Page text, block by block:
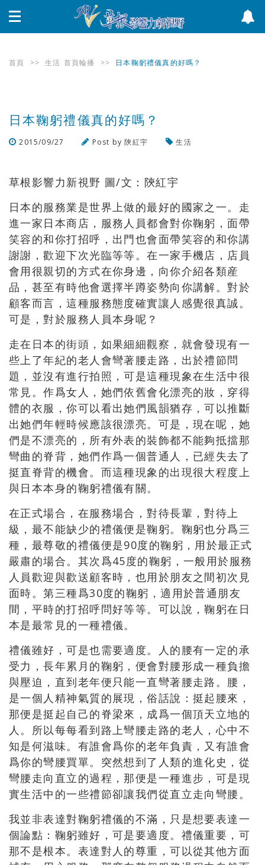
首頁 >> 生活 首頁輪播 >> 日本鞠躬禮儀真的好嗎？
日本鞠躬禮儀真的好嗎？
2015/09/27 Post by陝紅宇
生活
草根影響力新視野 圖/文：陝紅宇
日本的服務業是世界上做的最好的國家之一。走
進一家日本商店，服務人員都會對你鞠躬，面帶
笑容的和你打招呼，出門也會面帶笑容的和你講
謝謝，歡迎下次光臨等等。在一家手機店，店員
會用很親切的方式在你身邊，向你介紹各類産
品，甚至有時他會選擇半蹲姿勢向你講解。對於
顧客而言，這種服務態度確實讓人感覺很真誠。
可是，對於服務人員本身呢？
走在日本的街頭，如果細細觀察，就會發現有一
些上了年紀的老人會彎著腰走路，出於禮節問
題，並沒有進行拍照，可是這種現象在生活中很
常見。作爲女人，她們依舊會化漂亮的妝，穿得
體的衣服，你可以看出她們風韻猶存，可以推斷
出她們年輕時候應該很漂亮。可是，現在呢，她
們是不漂亮的，所有外表的裝飾都不能夠抵擋那
彎曲的脊背，她們作爲一個普通人，已經失去了
挺直脊背的機會。而這種現象的出現很大程度上
與日本本身的鞠躬禮儀有關。
在正式場合，在服務場合，對待長輩，對待上
級，最不能缺少的禮儀便是鞠躬。鞠躬也分爲三
種，最尊敬的禮儀便是90度的鞠躬，用於最正式
嚴肅的場合。其次爲45度的鞠躬，一般用於服務
人員歡迎與歡送顧客時，也用於朋友之間初次見
面時。第三種爲30度的鞠躬，適用於普通朋友
間，平時的打招呼問好等等。可以說，鞠躬在日
本是最常見的一種禮儀。
禮儀雖好，可是也需要適度。人的腰有一定的承
受力，長年累月的鞠躬，便會對腰形成一種負擔
與壓迫，直到老年便只能一直彎著腰走路。腰，
是一個人精神氣質的展現，俗話說：挺起腰來，
那便是挺起自己的脊梁來，成爲一個頂天立地的
人。所以每每看到路上彎腰走路的老人，心中不
知是何滋味。有誰會爲你的老年負責，又有誰會
爲你的彎腰買單。突然想到了人類的進化史，從
彎腰走向直立的過程，那便是一種進步，可是現
實生活中的一些禮節卻讓我們從直立走向彎腰。
我並非表達對鞠躬禮儀的不滿，只是想要表達一
個論點：鞠躬雖好，可是要適度。禮儀重要，可
那不是根本。表達對人的尊重，可以從其他方面